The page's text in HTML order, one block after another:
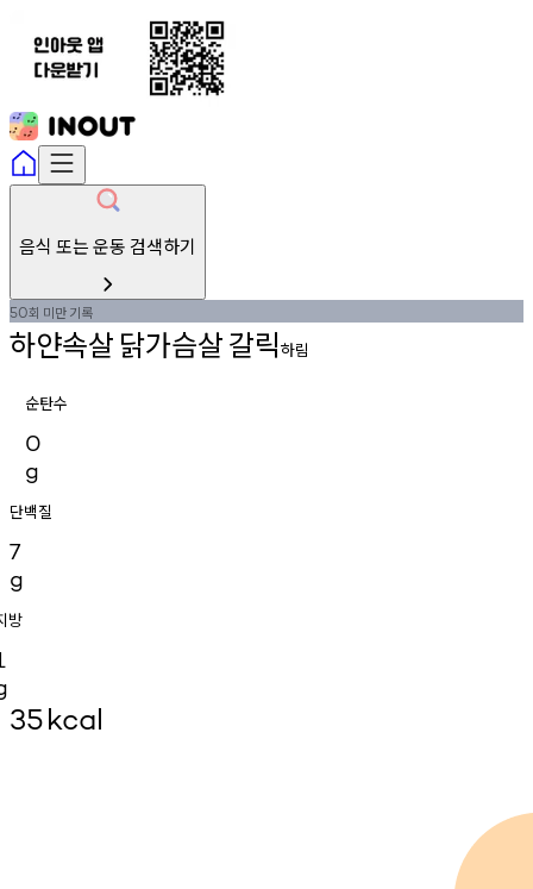
음식 또는 운동 검색하기
50회 미만기록
하얀속살 닭가슴살갈릭하림
순탄수
0
g
단백질
7
g
방
35kcal